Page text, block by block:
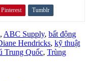
Pinterest Tumblr
, ABC Supply, bất động
Hendricks, kỹ thuật
Trung Quốc, Trùng